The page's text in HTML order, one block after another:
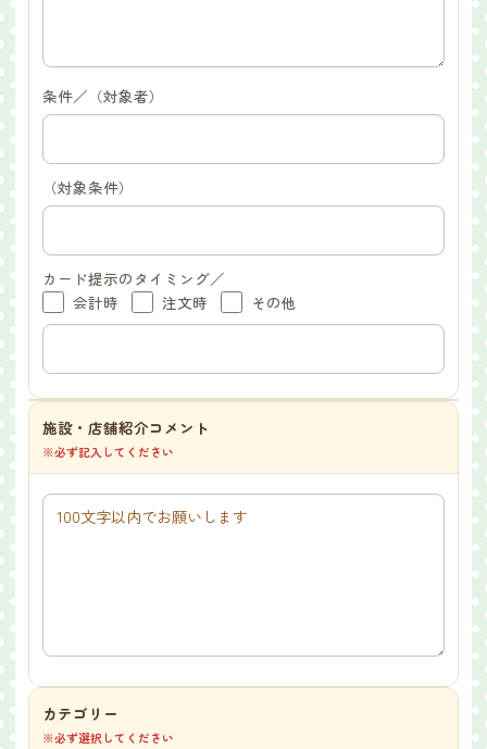
条件／（対象者）
（対象条件）
カード提示のタイミング／
会計時
注文時 その他
施設・店舗紹介コメント
※必ず記入してください
カテゴリー
※必ず選択してください